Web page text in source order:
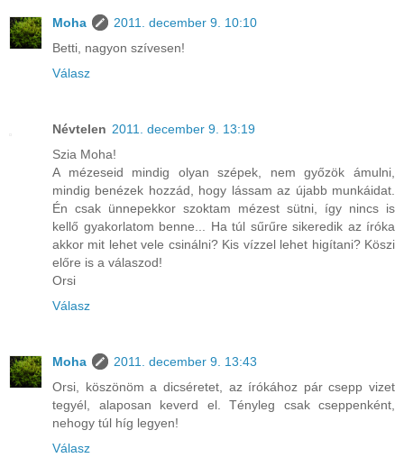
Moha
2011. december 9. 10:10
Betti, nagyon szívesen!
Válasz
Névtelen 2011. december 9. 13:19
Szia Moha!
A mézeseid mindig olyan szépek, nem győzök ámulni,
mindig benézek hozzád, hogy lássam az újabb munkáidat.
Én csak ünnepekkor szoktam mézest sütni, így nincs is
kellő gyakorlatom benne... Ha túl sűrűre sikeredik az íróka
akkor mit lehet vele csinálni? Kis vízzel lehet higítani? Köszi
előre is a válaszod!
Orsi
Válasz
Moha
2011. december 9. 13:43
Orsi, köszönöm a dicséretet, az írókához pár csepp vizet
tegyél, alaposan keverd el. Tényleg csak cseppenként,
nehogy túl híg legyen!
Válasz